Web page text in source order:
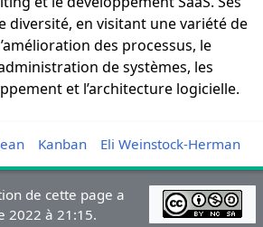
diversité, en visitant une variété de
des processus, le
de systèmes, les
et l’architecture logicielle.
Kanban Eli Weinstock-Herman
de cette page a
2022 à 21:15.